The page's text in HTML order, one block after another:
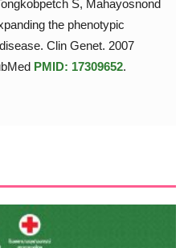
S, Mahayosnond
the phenotypic
Clin Genet. 2007
PMID: 17309652.